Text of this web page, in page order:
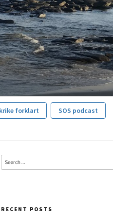
forklart
SOS podcast
Search
RECENT POSTS